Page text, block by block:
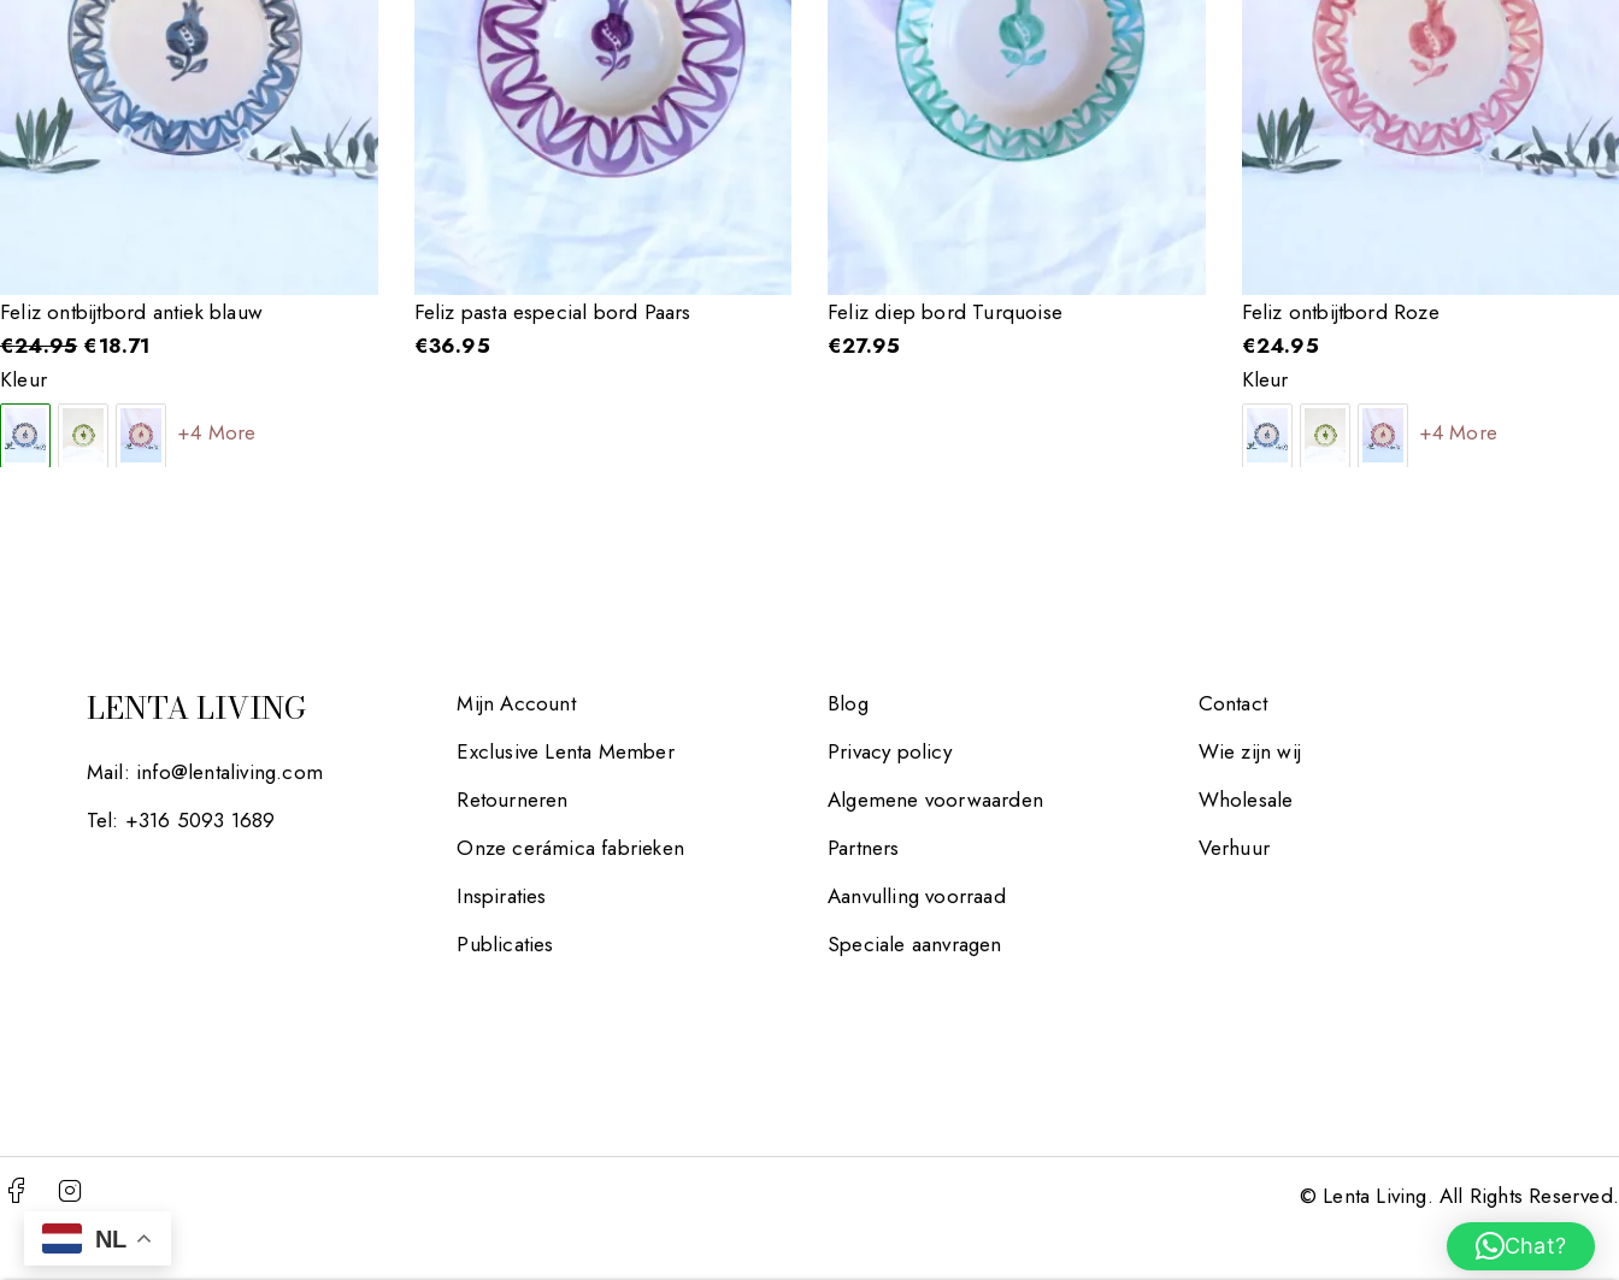
Feliz ontbijtbord antiek blauw
€24.95 €18.71
Kleur
+4 More
Feliz pasta especial bord Paars
€36.95
Feliz diep bord Turquoise
€27.95
Feliz ontbijtbord Roze
€24.95
Kleur
+4 More
LENTA LIVING
Mail: info@lentaliving.com
Tel: +316 5093 1689
Mijn Account
Exclusive Lenta Member
Retourneren
Onze cerámica fabrieken
Inspiraties
Publicaties
Blog
Privacy policy
Algemene voorwaarden
Partners
Aanvulling voorraad
Speciale aanvragen
Contact
Wie zijn wij
Wholesale
Verhuur
© Lenta Living. All Rights Reserved.
NL Chat?